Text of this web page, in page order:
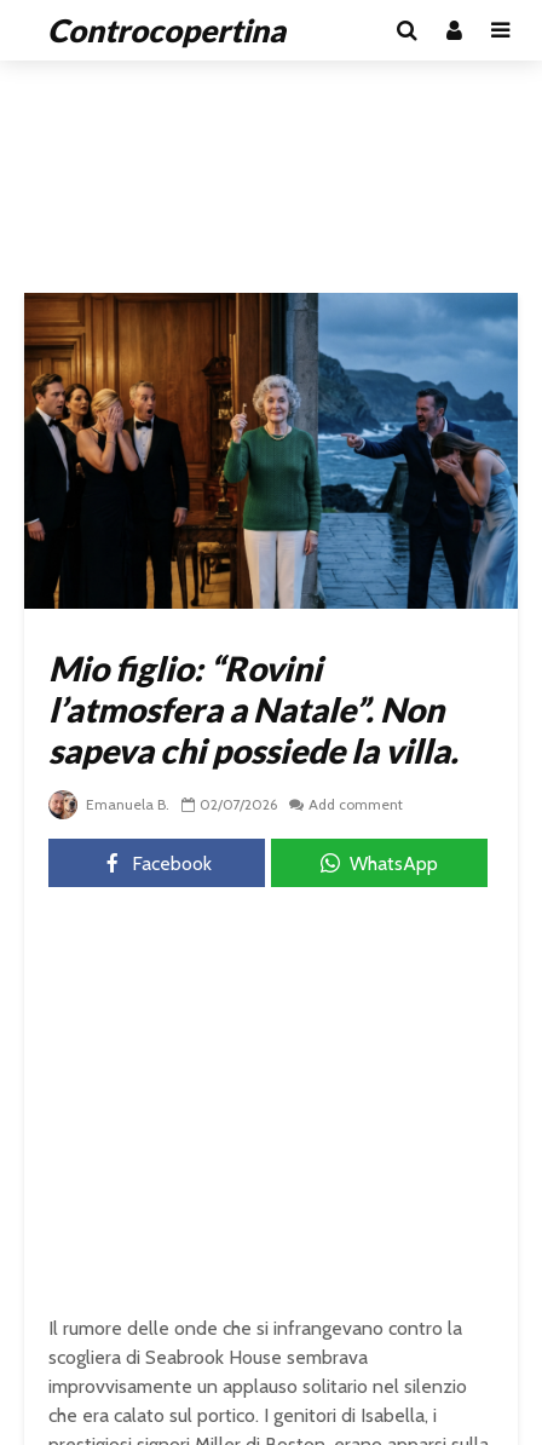
Controcopertina
Mio figlio: “Rovini
l’atmosfera a Natale”. Non
sapeva chi possiede la villa.
Emanuela B. 02/07/2026 Add comment
Facebook WhatsApp
Il rumore delle onde che si infrangevano contro la
scogliera di Seabrook House sembrava
improvvisamente un applauso solitario nel silenzio
che era calato sul portico. I genitori di Isabella, i